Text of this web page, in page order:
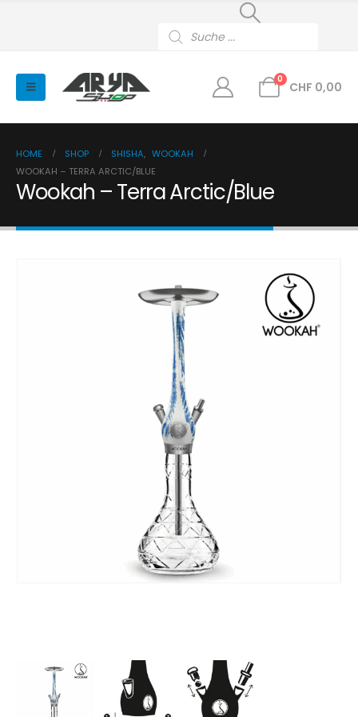
search
0
CHF 0,00
HOME SHOP SHISHA, WOOKAH
WOOKAH – TERRA ARCTIC/BLUE
Wookah – Terra Arctic/Blue